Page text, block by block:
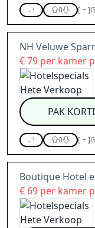
0 [+]
NH Veluwe
€ 79 per kamer
PAK
0 [+]
Boutique Hotel
€ 69 per kamer